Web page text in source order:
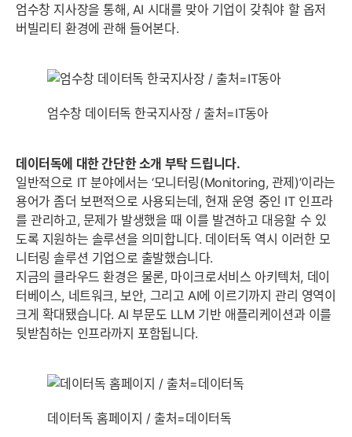
엄수창 지사장을 통해, AI 시대를 맞아 기업이 갖춰야 할 옵저
버빌리티 환경에 관해 들어본다.
엄수창 데이터독 한국지사장 / 출처=IT동아
데이터독에 대한 간단한 소개 부탁 드립니다.
일반적으로 IT 분야에서는 ‘모니터링(Monitoring, 관제)’이라는
용어가 좀더 보편적으로 사용되는데, 현재 운영 중인 IT 인프라
를 관리하고, 문제가 발생했을 때 이를 발견하고 대응할 수 있
도록 지원하는 솔루션을 의미합니다. 데이터독 역시 이러한 모
니터링 솔루션 기업으로 출발했습니다.
지금의 클라우드 환경은 물론, 마이크로서비스 아키텍처, 데이
터베이스, 네트워크, 보안, 그리고 AI에 이르기까지 관리 영역이
크게 확대됐습니다. AI 부문도 LLM 기반 애플리케이션과 이를
뒷받침하는 인프라까지 포함됩니다.
데이터독 홈페이지 / 출처=데이터독